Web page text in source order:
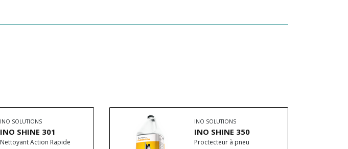
INO SOLUTIONS
INO SHINE 301
Nettoyant Action Rapide
INO SOLUTIONS
INO SHINE 350
Proctecteur à pneu